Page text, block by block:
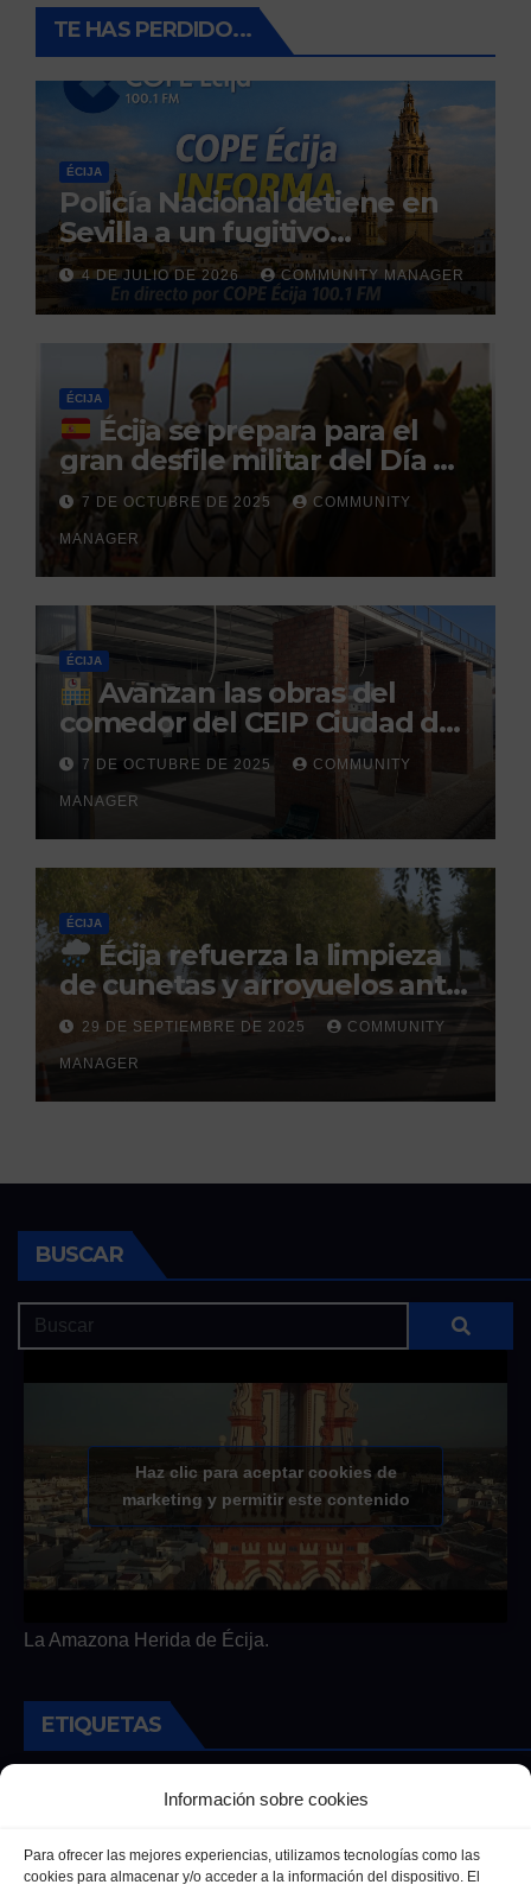
Información sobre cookies
Para ofrecer las mejores experiencias, utilizamos tecnologías como las
cookies para almacenar y/o acceder a la información del dispositivo. El
TE HAS PERDIDO...
ÉCIJA
Policía Nacional detiene en
Sevilla a un fugitivo
reclamado por narcotráfico
tras no regresar a prisión
durante un permiso
penitenciario
4 DE JULIO DE 2026 COMMUNITY MANAGER
ÉCIJA
Écija se prepara para el
gran desfile militar del Día de
la Hispanidad organizado por
el Centro Militar de Cría
Caballar
7 DE OCTUBRE DE 2025 COMMUNITY
MANAGER
ÉCIJA
Avanzan las obras del
comedor del CEIP Ciudad del
Sol: su finalización está
prevista para finales de 2025
7 DE OCTUBRE DE 2025 COMMUNITY
MANAGER
ÉCIJA
Écija refuerza la limpieza
de cunetas y arroyuelos ante
la llegada de las lluvias
otoñales
29 DE SEPTIEMBRE DE 2025 COMMUNITY
MANAGER
BUSCAR
Haz clic para aceptar cookies de
marketing y permitir este contenido
La Amazona Herida de Écija.
ETIQUETAS
Andalucía Cultura Deportes